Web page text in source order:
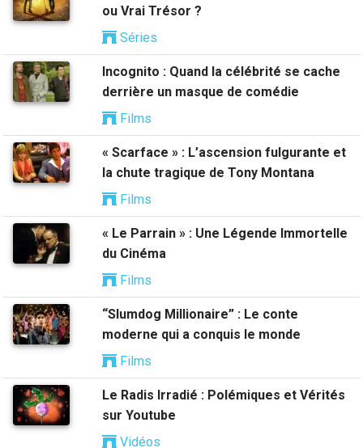
ou Vrai Trésor ?
Séries
Incognito : Quand la célébrité se cache
derrière un masque de comédie
Films
« Scarface » : L’ascension fulgurante et
la chute tragique de Tony Montana
Films
« Le Parrain » : Une Légende Immortelle
du Cinéma
Films
“Slumdog Millionaire” : Le conte
moderne qui a conquis le monde
Films
Le Radis Irradié : Polémiques et Vérités
sur Youtube
Vidéos